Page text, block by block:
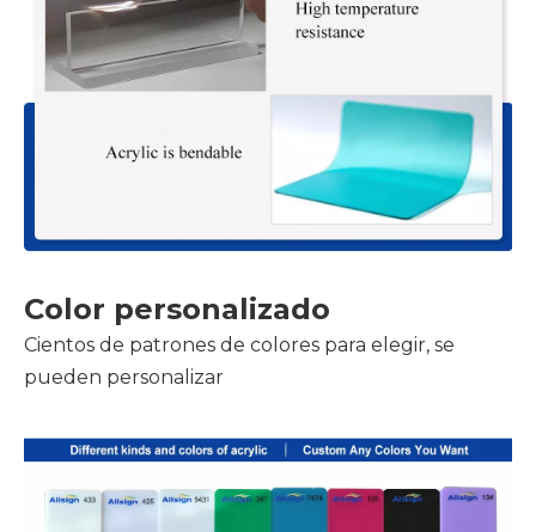
Color personalizado
Cientos de patrones de colores para elegir, se
pueden personalizar